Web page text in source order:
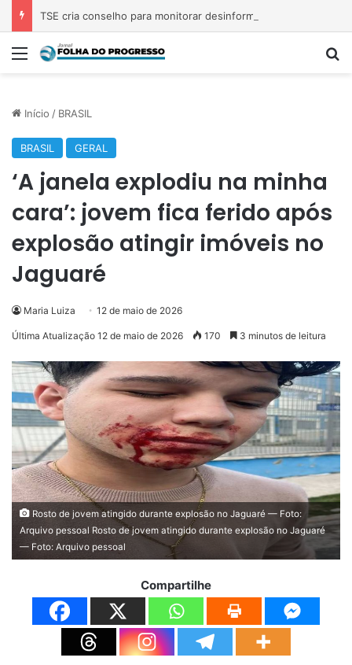
Menu
Início / BRASIL
BRASIL GERAL
‘A janela explodiu na minha
cara’: jovem fica ferido após
explosão atingir imóveis no
Jaguaré
Maria Luiza 12 de maio de 2026
Última Atualização 12 de maio de 2026 170 3 minutos de leitura
Rosto de jovem atingido durante explosão no Jaguaré — Foto:
Arquivo pessoal Rosto de jovem atingido durante explosão no Jaguaré
— Foto: Arquivo pessoal
Compartilhe